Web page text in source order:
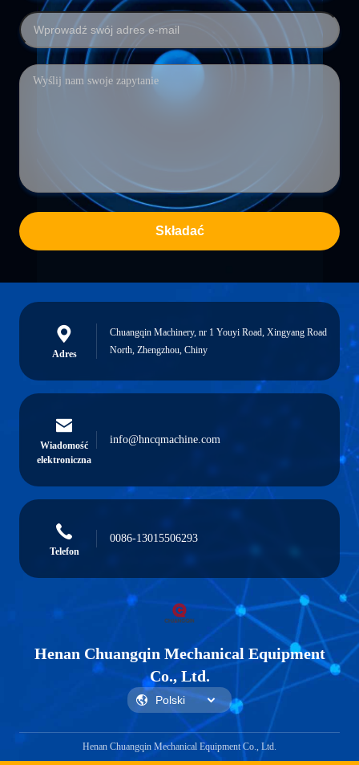
Składać
Adres
Chuangqin Machinery, nr 1 Youyi Road, Xingyang Road
North, Zhengzhou, Chiny
Wiadomość
elektroniczna
info@hncqmachine.com
Telefon
0086-13015506293
Henan Chuangqin Mechanical Equipment
Co., Ltd.
Henan Chuangqin Mechanical Equipment Co., Ltd.